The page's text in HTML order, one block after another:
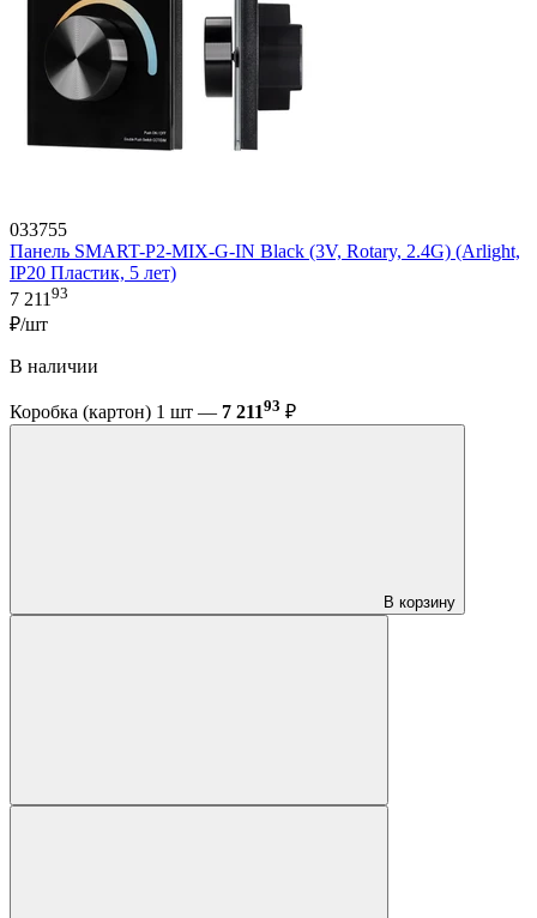
033755
Панель SMART-P2-MIX-G-IN Black (3V, Rotary, 2.4G) (Arlight,
IP20 Пластик, 5 лет)
7 211 93
₽/шт
В наличии
Коробка (картон) 1 шт — 7 21193 ₽
В корзину